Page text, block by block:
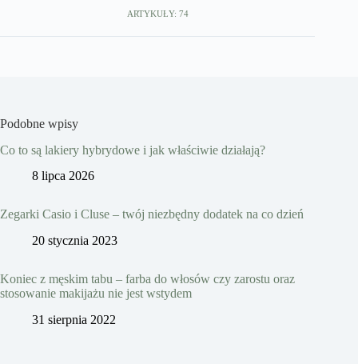
ARTYKUŁY: 74
Podobne wpisy
Co to są lakiery hybrydowe i jak właściwie działają?
8 lipca 2026
Zegarki Casio i Cluse – twój niezbędny dodatek na co dzień
20 stycznia 2023
Koniec z męskim tabu – farba do włosów czy zarostu oraz
stosowanie makijażu nie jest wstydem
31 sierpnia 2022